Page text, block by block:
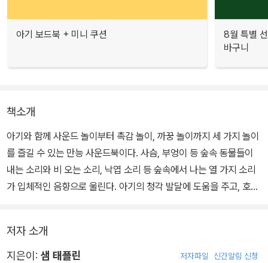
아기 보드북 + 미니 쿠션
8월 특별
바구니
책소개
아기와 함께 사운드 놀이부터 촉감 놀이, 까꿍 놀이까지 세 가지 놀이
를 즐길 수 있는 만능 사운드북이다. 사슴, 부엉이 등 숲속 동물들이
내는 소리와 비 오는 소리, 낙엽 소리 등 숲속에서 나는 열 가지 소리
가 입체적인 음향으로 울린다. 아기의 청각 발달에 도움을 주고, 호기
저자 소개
지은이: 샘 태플린 저자파일 신간알림 신청